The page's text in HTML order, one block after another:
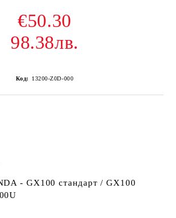
€50.30
98.38лв.
Код: 13200-Z0D-000
- GX100 стандарт / GX100